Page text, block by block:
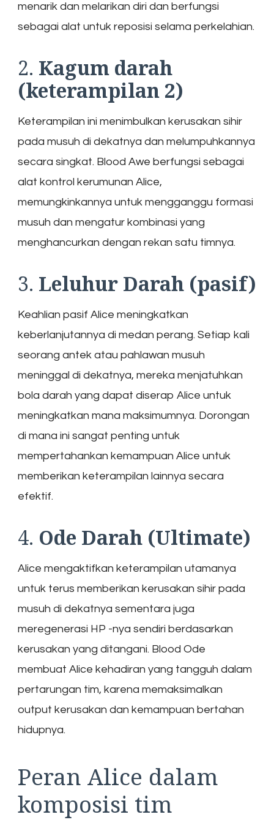
menarik dan melarikan diri dan berfungsi
sebagai alat untuk reposisi selama perkelahian.
2. Kagum darah
(keterampilan 2)
Keterampilan ini menimbulkan kerusakan sihir
pada musuh di dekatnya dan melumpuhkannya
secara singkat. Blood Awe berfungsi sebagai
alat kontrol kerumunan Alice,
memungkinkannya untuk mengganggu formasi
musuh dan mengatur kombinasi yang
menghancurkan dengan rekan satu timnya.
3. Leluhur Darah (pasif)
Keahlian pasif Alice meningkatkan
keberlanjutannya di medan perang. Setiap kali
seorang antek atau pahlawan musuh
meninggal di dekatnya, mereka menjatuhkan
bola darah yang dapat diserap Alice untuk
meningkatkan mana maksimumnya. Dorongan
di mana ini sangat penting untuk
mempertahankan kemampuan Alice untuk
memberikan keterampilan lainnya secara
efektif.
4. Ode Darah (Ultimate)
Alice mengaktifkan keterampilan utamanya
untuk terus memberikan kerusakan sihir pada
musuh di dekatnya sementara juga
meregenerasi HP -nya sendiri berdasarkan
kerusakan yang ditangani. Blood Ode
membuat Alice kehadiran yang tangguh dalam
pertarungan tim, karena memaksimalkan
output kerusakan dan kemampuan bertahan
hidupnya.
Peran Alice dalam
komposisi tim